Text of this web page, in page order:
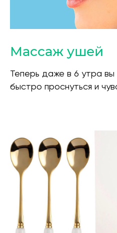
Массаж ушей
Теперь даже в 6 утра вы
быстро проснуться и